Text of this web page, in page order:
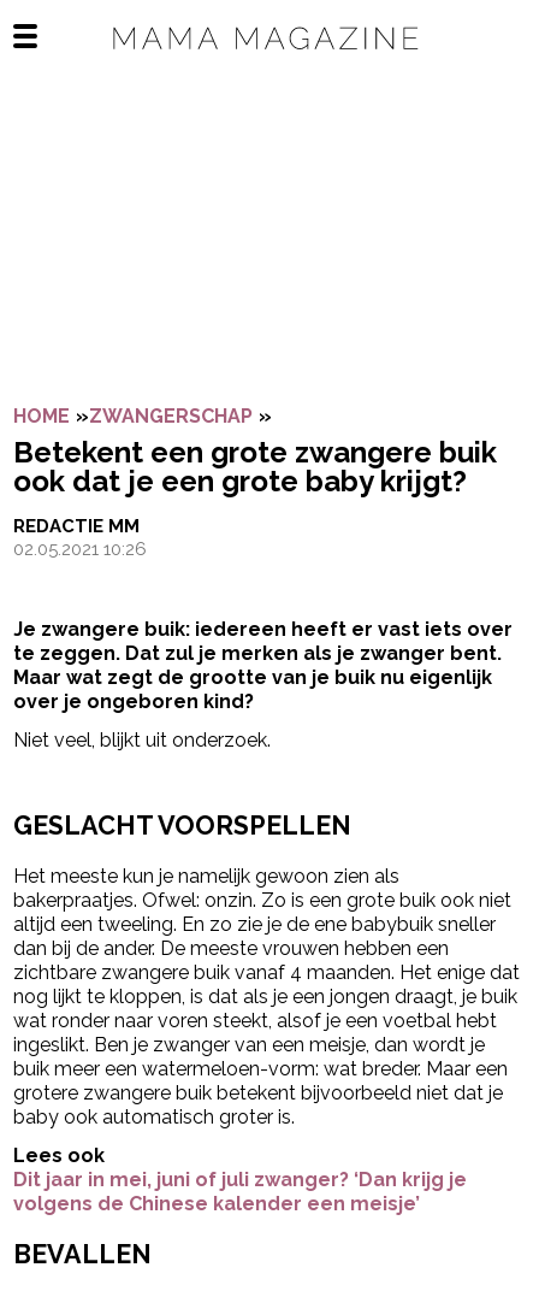
Open het mobiele menu
HOME »ZWANGERSCHAP »
Betekent een grote zwangere buik
ook dat je een grote baby krijgt?
REDACTIE MM
02.05.2021 10:26
Je zwangere buik: iedereen heeft er vast iets over
te zeggen. Dat zul je merken als je zwanger bent.
Maar wat zegt de grootte van je buik nu eigenlijk
over je ongeboren kind?
Niet veel, blijkt uit onderzoek.
GESLACHT VOORSPELLEN
Het meeste kun je namelijk gewoon zien als
bakerpraatjes. Ofwel: onzin. Zo is een grote buik ook niet
altijd een tweeling. En zo zie je de ene babybuik sneller
dan bij de ander. De meeste vrouwen hebben een
zichtbare zwangere buik vanaf 4 maanden. Het enige dat
nog lijkt te kloppen, is dat als je een jongen draagt, je buik
wat ronder naar voren steekt, alsof je een voetbal hebt
ingeslikt. Ben je zwanger van een meisje, dan wordt je
buik meer een watermeloen-vorm: wat breder. Maar een
grotere zwangere buik betekent bijvoorbeeld niet dat je
baby ook automatisch groter is.
Lees ook
Dit jaar in mei, juni of juli zwanger? ‘Dan krijg je
volgens de Chinese kalender een meisje’
BEVALLEN